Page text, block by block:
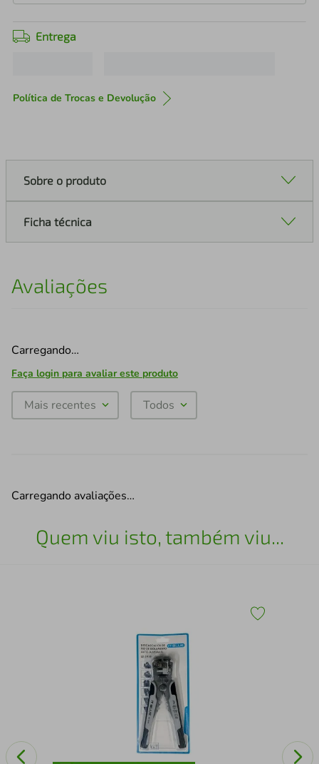
Entrega
Política de Trocas e Devolução
Sobre o produto
Ficha técnica
Avaliações
Carregando…
Faça login para avaliar este produto
Mais recentes Todos
Carregando avaliações…
Quem viu isto, também viu...